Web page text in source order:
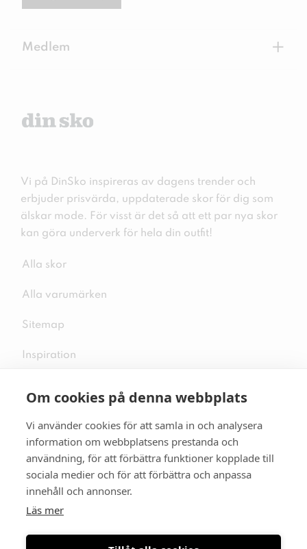
Om cookies på denna webbplats
Vi använder cookies för att samla in och analysera
information om webbplatsens prestanda och
användning, för att förbättra funktioner kopplade till
sociala medier och för att förbättra och anpassa
innehåll och annonser.
Läs mer
Medlem +
Vi på DinSko inspireras av dagens trender och
erbjuder prisvärda, uppdaterade skor för dig som
älskar mode. För visst är det så att ett par nya skor
kan göra underverk för hela din outfit!
Alla skor
Alla varumärken
Sitemap
Inspiration
Följ oss på sociala medier
Se mer skor: skopunkten.se